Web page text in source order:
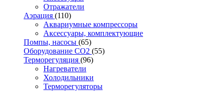
Отражатели
Аэрация (110)
Аквариумные компрессоры
Аксессуары, комплектующие
Помпы, насосы (65)
Оборудование CO2 (55)
Терморегуляция (96)
Нагреватели
Холодильники
Терморегуляторы